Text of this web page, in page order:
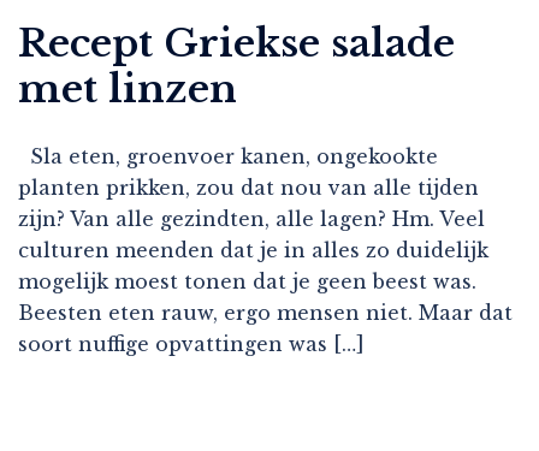
Recept Griekse salade
met linzen
Sla eten, groenvoer kanen, ongekookte
planten prikken, zou dat nou van alle tijden
zijn? Van alle gezindten, alle lagen? Hm. Veel
culturen meenden dat je in alles zo duidelijk
mogelijk moest tonen dat je geen beest was.
Beesten eten rauw, ergo mensen niet. Maar dat
soort nuffige opvattingen was […]